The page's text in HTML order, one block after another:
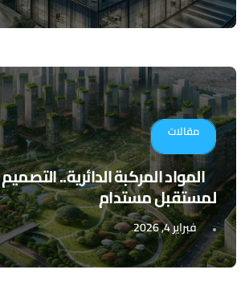
مقالات
المواد المركبة الدائرية.. التصميم
لمستقبل مستدام
فبراير 4, 2026